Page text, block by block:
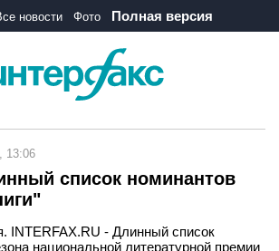
новости Фото Полная версия
13:06
список номинантов
INTERFAX.RU - Длинный список
национальной литературной премии